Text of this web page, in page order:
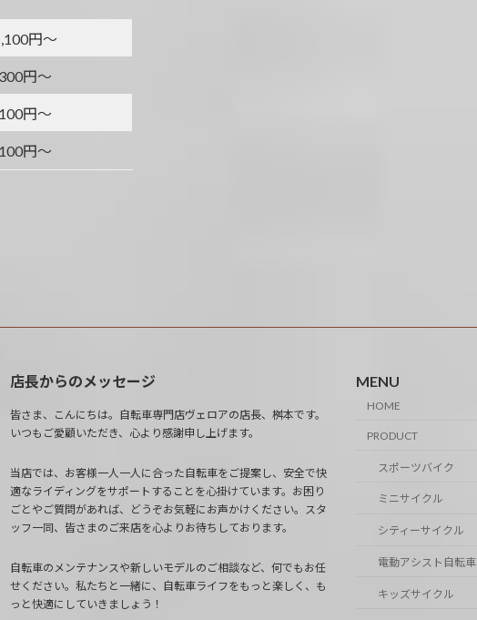
円～
300円～
100円～
100円～
店長からのメッセージ
皆さま、こんにちは。自転車専門店ヴェロアの店長、桝本です。
いつもご愛顧いただき、心より感謝申し上げます。
当店では、お客様一人一人に合った自転車をご提案し、安全で快
適なライディングをサポートすることを心掛けています。お困り
ごとやご質問があれば、どうぞお気軽にお声かけください。スタ
ッフ一同、皆さまのご来店を心よりお待ちしております。
自転車のメンテナンスや新しいモデルのご相談など、何でもお任
せください。私たちと一緒に、自転車ライフをもっと楽しく、も
っと快適にしていきましょう！
MENU
HOME
PRODUCT
スポーツバイク
ミニサイクル
シティーサイクル
電動アシスト自転車
キッズサイクル